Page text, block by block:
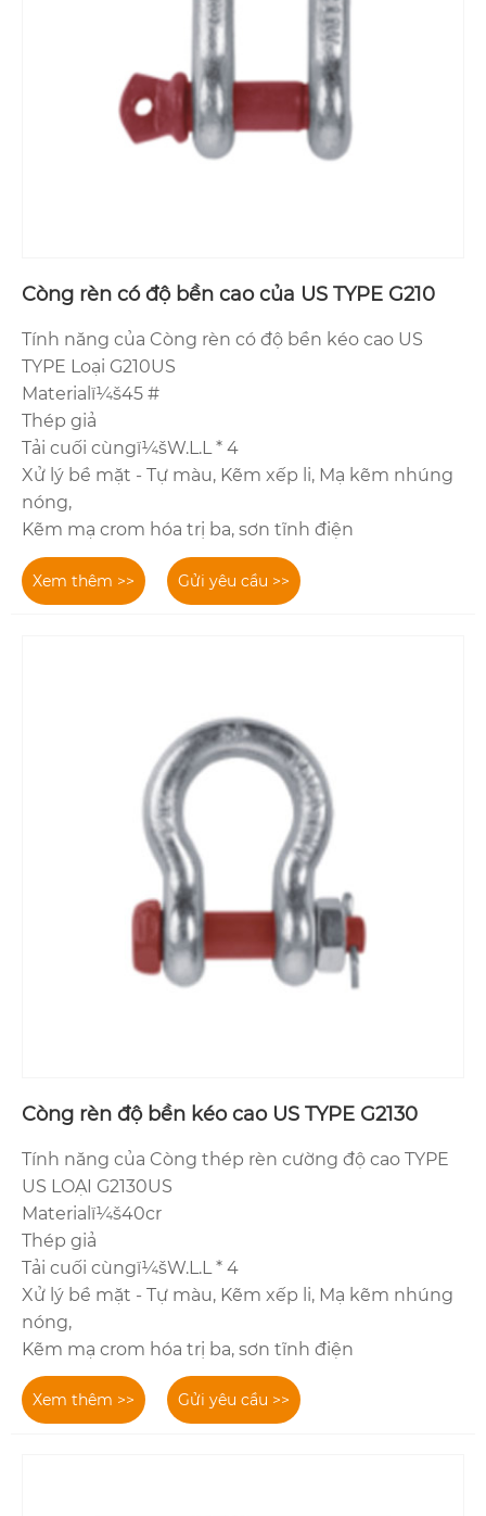
Còng rèn có độ bền cao của US TYPE G210
Tính năng của Còng rèn có độ bền kéo cao US
TYPE Loại G210US
Materialï¼š45 #
Thép giả
Tải cuối cùngï¼šW.L.L * 4
Xử lý bề mặt - Tự màu, Kẽm xếp li, Mạ kẽm nhúng
nóng,
Kẽm mạ crom hóa trị ba, sơn tĩnh điện
Xem thêm >> Gửi yêu cầu >>
Còng rèn độ bền kéo cao US TYPE G2130
Tính năng của Còng thép rèn cường độ cao TYPE
US LOẠI G2130US
Materialï¼š40cr
Thép giả
Tải cuối cùngï¼šW.L.L * 4
Xử lý bề mặt - Tự màu, Kẽm xếp li, Mạ kẽm nhúng
nóng,
Kẽm mạ crom hóa trị ba, sơn tĩnh điện
Xem thêm >> Gửi yêu cầu >>